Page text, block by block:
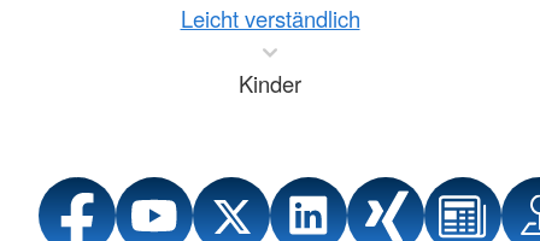
Leicht verständlich
Kinder